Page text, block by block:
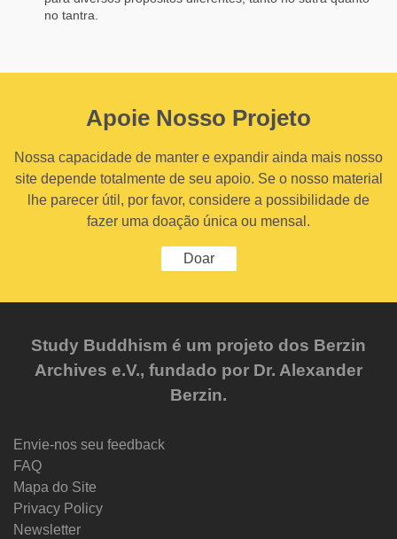
no tantra.
Apoie Nosso Projeto
Nossa capacidade de manter e expandir ainda mais nosso
site depende totalmente de seu apoio. Se o nosso material
lhe parecer útil, por favor, considere a possibilidade de
fazer uma doação única ou mensal.
Doar
Study Buddhism é um projeto dos Berzin
Archives e.V., fundado por Dr. Alexander
Berzin.
Envie-nos seu feedback
FAQ
Mapa do Site
Privacy Policy
Newsletter